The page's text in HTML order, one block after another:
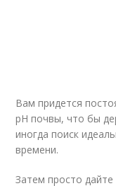
Вам придется
pH почвы, что бы
иногда поиск
времени.
Затем просто